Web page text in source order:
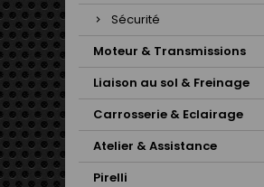
Sécurité
Moteur & Transmissions
Liaison au sol & Freinage
Carrosserie & Eclairage
Atelier & Assistance
Pirelli